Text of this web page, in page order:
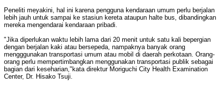
Peneliti meyakini, hal ini karena pengguna kendaraan umum perlu berjalan
lebih jauh untuk sampai ke stasiun kereta ataupun halte bus, dibandingkan
mereka mengendarai kendaraan pribadi.
"Jika diperlukan waktu lebih lama dari 20 menit untuk satu kali bepergian
dengan berjalan kaki atau bersepeda, nampaknya banyak orang
mengggunakan transportasi umum atau mobil di daerah perkotaan. Orang-
orang perlu mempertimbangkan menggunakan transportasi publik sebagai
bagian dari keseharian,"kata direktur Moriguchi City Health Examination
Center, Dr. Hisako Tsuji.